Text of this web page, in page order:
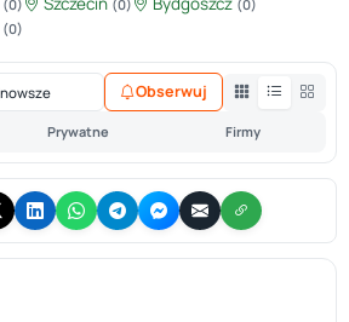
(0) (0) (0)
(0)
Prywatne Firmy
Obserwuj